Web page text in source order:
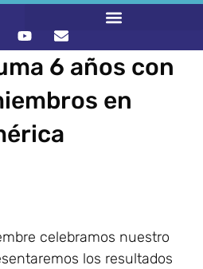
6 años con
en
celebramos nuestro
los resultados